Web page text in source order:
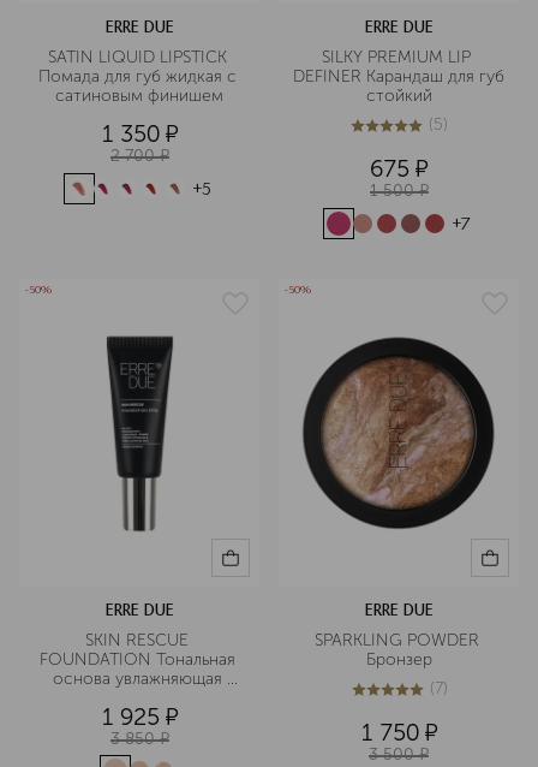
ERRE DUE
SATIN LIQUID LIPSTICK
Помада для губ жидкая с
сатиновым финишем
1 350 ¤
2 700 ¤
+5
ERRE DUE
SILKY PREMIUM LIP
DEFINER Карандаш для губ
стойкий
5из 55 (5)
675 ¤
1 500 ¤
+7
-50%
ERRE DUE
SKIN RESCUE
FOUNDATION Тональная
основа увлажняющая
1 925 ¤
3 850 ¤
-50%
ERRE DUE
SPARKLING POWDER
Бронзер
4.9из57 (7)
1 750 ¤
3 500 ¤